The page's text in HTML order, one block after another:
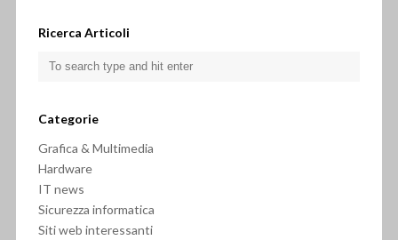
Ricerca Articoli
Categorie
Grafica & Multimedia
Hardware
IT news
Sicurezza informatica
Siti web interessanti